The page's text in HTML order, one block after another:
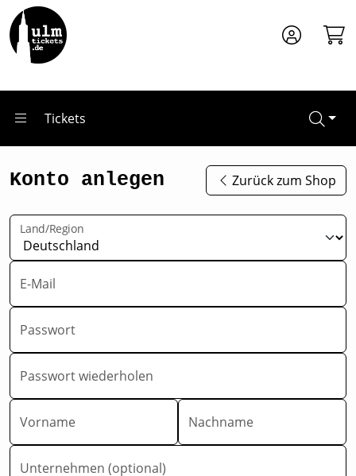
Zum Hauptinhalt springen
Tickets
Konto anlegen Zurück zum Shop
Land/Region
E-Mail
Passwort
Passwort wiederholen
Vorname Nachname
Unternehmen (optional)